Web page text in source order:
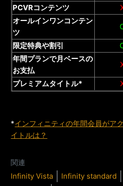
PCVRコンテンツ
オールインワンコンテン
ツ
限定特典や割引
年間プランで月ベースの
お支払
プレミアムタイトル*
*インフィニティの年間会員がア
イトルは？
関連
Infinity Vista
Infinity standard